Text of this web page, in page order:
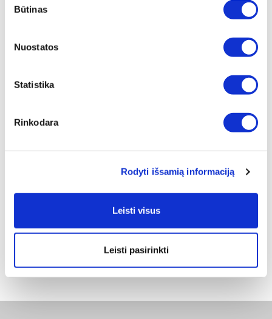
pasirinkimas
Būtinas
Nuostatos
Statistika
Rinkodara
Rodyti išsamią informaciją
Leisti visus
Leisti pasirinkti
Pristatymas
LX-332
Torto kepimo forma, 24 cm, gylis 6.8 cm
GRYNASIS SVORIS [KG]